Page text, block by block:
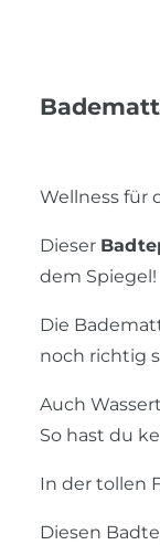
Wellness für
Dieser
dem Spiegel!
Die
noch richtig
Auch
So hast du
In der tollen
Diesen